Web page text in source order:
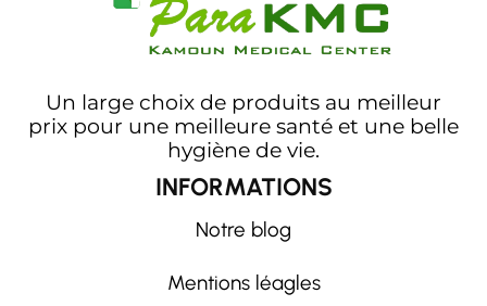
Un large choix de produits au meilleur
prix pour une meilleure santé et une belle
hygiène de vie.
INFORMATIONS
Notre blog
Mentions léagles